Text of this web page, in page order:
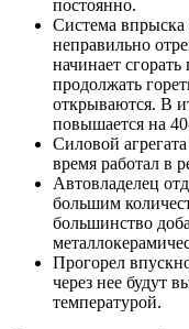
постоянно.
Система
неправильно
начинает
продолжать
открываются. В
повышается на
Силовой
время работал в
Автовладелец
большим
большинство
Прогорел
через нее будут
температурой.